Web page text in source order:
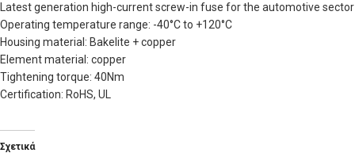
Latest generation high-current screw-in fuse for the automotive sector
Operating temperature range: -40°C to +120°C
Housing material: Bakelite + copper
Element material: copper
Tightening torque: 40Nm
Certification: RoHS, UL
Σχετικά